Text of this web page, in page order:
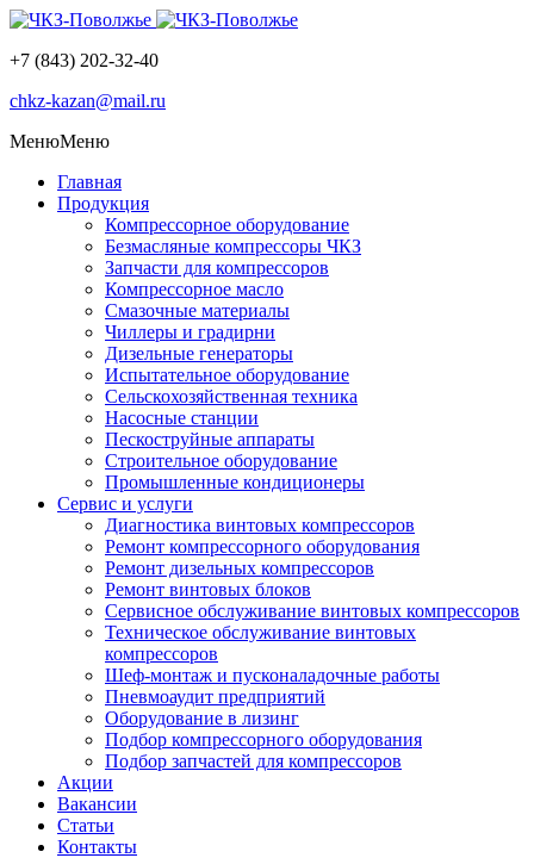
+7 (843) 202-32-40
chkz-kazan@mail.ru
МенюМеню
Главная
Продукция
Компрессорное оборудование
Безмасляные компрессоры ЧКЗ
Запчасти для компрессоров
Компрессорное масло
Смазочные материалы
Чиллеры и градирни
Дизельные генераторы
Испытательное оборудование
Сельскохозяйственная техника
Насосные станции
Пескоструйные аппараты
Строительное оборудование
Промышленные кондиционеры
Сервис и услуги
Диагностика винтовых компрессоров
Ремонт компрессорного оборудования
Ремонт дизельных компрессоров
Ремонт винтовых блоков
Сервисное обслуживание винтовых компрессоров
Техническое обслуживание винтовых
компрессоров
Шеф-монтаж и пусконаладочные работы
Пневмоаудит предприятий
Оборудование в лизинг
Подбор компрессорного оборудования
Подбор запчастей для компрессоров
Акции
Вакансии
Статьи
Контакты